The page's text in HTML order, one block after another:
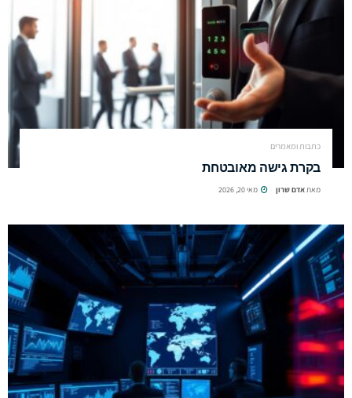
כתבות ומאמרים
בקרת גישה מאובטחת
מאתאדם שרון מאי 20, 2026